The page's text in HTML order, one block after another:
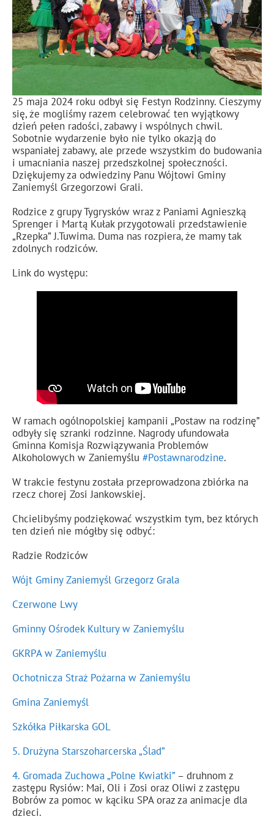
25 maja 2024 roku odbył się Festyn Rodzinny. Cieszymy
się, że mogliśmy razem celebrować ten wyjątkowy
dzień pełen radości, zabawy i wspólnych chwil.
Sobotnie wydarzenie było nie tylko okazją do
wspaniałej zabawy, ale przede wszystkim do budowania
i umacniania naszej przedszkolnej społeczności.
Dziękujemy za odwiedziny Panu Wójtowi Gminy
Zaniemyśl Grzegorzowi Grali.
Rodzice z grupy Tygrysków wraz z Paniami Agnieszką
Sprenger i Martą Kułak przygotowali przedstawienie
„Rzepka” J.Tuwima. Duma nas rozpiera, że mamy tak
zdolnych rodziców.
Link do występu:
W ramach ogólnopolskiej kampanii „Postaw na rodzinę”
odbyły się szranki rodzinne. Nagrody ufundowała
Gminna Komisja Rozwiązywania Problemów
Alkoholowych w Zaniemyślu #Postawnarodzine.
W trakcie festynu została przeprowadzona zbiórka na
rzecz chorej Zosi Jankowskiej.
Chcielibyśmy podziękować wszystkim tym, bez których
ten dzień nie mógłby się odbyć:
Radzie Rodziców
Wójt Gminy Zaniemyśl Grzegorz Grala
Czerwone Lwy
Gminny Ośrodek Kultury w Zaniemyślu
GKRPA w Zaniemyślu
Ochotnicza Straż Pożarna w Zaniemyślu
Gmina Zaniemyśl
Szkółka Piłkarska GOL
5. Drużyna Starszoharcerska „Ślad”
4. Gromada Zuchowa „Polne Kwiatki” – druhnom z
zastępu Rysiów: Mai, Oli i Zosi oraz Oliwi z zastępu
Bobrów za pomoc w kąciku SPA oraz za animacje dla
dzieci.